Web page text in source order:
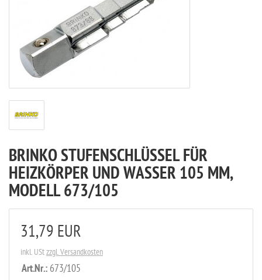
BRINKO STUFENSCHLÜSSEL FÜR
HEIZKÖRPER UND WASSER 105 MM,
MODELL 673/105
31,79 EUR
inkl. UStzzgl. Versandkosten
Art.Nr.: 673/105